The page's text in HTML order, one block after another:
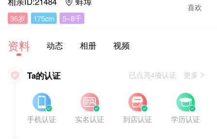
36岁 175cm 5~8千
资料 动态 相册 视频
 Ta的认证 已点亮4项认证 更多


手机认证


实名认证


到店认证


学历认证